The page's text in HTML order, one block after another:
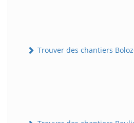
Trouver des chantiers